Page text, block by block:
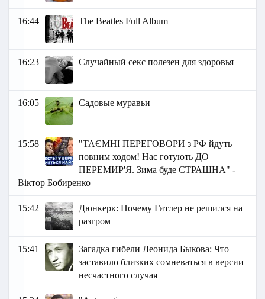
16:44 The Beatles Full Album
16:23 Случайный секс полезен для здоровья
16:05 Садовые муравьи
15:58
"ТАЄМНІ ПЕРЕГОВОРИ з РФ йдуть
повним ходом! Нас готують ДО
ПЕРЕМИР'Я. Зима буде СТРАШНА" -
Віктор Бобиренко
15:42
Дюнкерк: Почему Гитлер не решился на
разгром
15:41
Загадка гибели Леонида Быкова: Что
заставило близких сомневаться в версии
несчастного случая